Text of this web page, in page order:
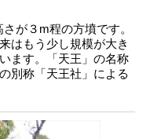
が３m程の方墳です。
はもう少し規模が大き
ます。「天王」の名称
別称「天王社」による